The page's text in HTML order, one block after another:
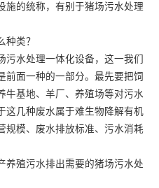
施的统称，有别于猪场污水处理
类？
污水处理一体化设备，这一我们
前面一种的一部分。最先要把饲
牛基地、羊厂、养殖场等对污水
这几种废水属于难生物降解有机
规模、废水排放标准、污水消耗
养殖污水排出需要的猪场污水处